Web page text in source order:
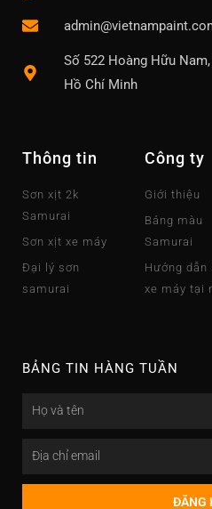
Số 522 Hoàng Hữu Nam,
Hồ Chí Minh
Thông tin
Sơn xịt 2k
Samurai
Sơn xịt xe máy
Đại lý sơn
samurai
Công ty
Giới thiệu
Bảng màu
Samurai
Hướng dẫn
xe máy tại
BẢNG TIN HÀNG TUẦN
Email
ĐĂNG